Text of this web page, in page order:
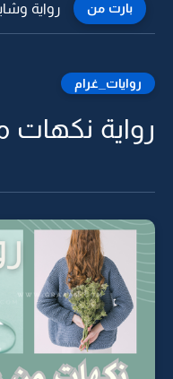
بارت من
روايات_غرام
رواية نكهات